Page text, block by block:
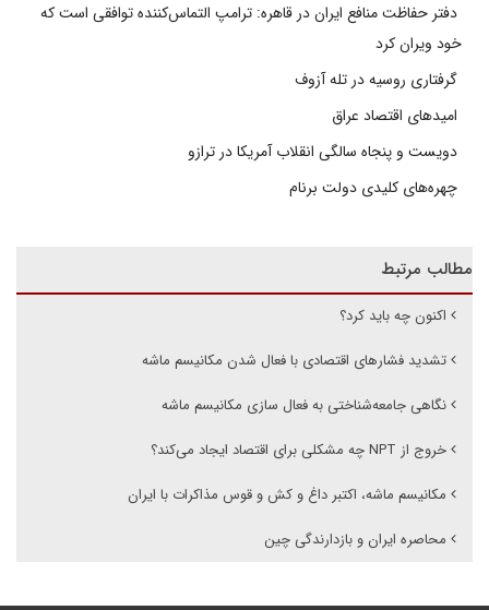
دفتر حفاظت منافع ایران در قاهره: ترامپ التماس‌کننده توافقی است که
خود ویران کرد
گرفتاری روسیه در تله آزوف
امیدهای اقتصاد عراق
دویست و پنجاه سالگی انقلاب آمریکا در ترازو
چهره‌های کلیدی دولت برنام
مطالب مرتبط
اکنون چه باید کرد؟
تشدید فشارهای اقتصادی با فعال شدن مکانیسم ماشه
نگاهی جامعه‌شناختی به فعال سازی مکانیسم ماشه
خروج از NPT چه مشکلی برای اقتصاد ایجاد می‌‌‌کند؟
مکانیسم ماشه، اکتبر داغ و کش و قوس مذاکرات با ایران
محاصره ایران و بازدارندگی چین